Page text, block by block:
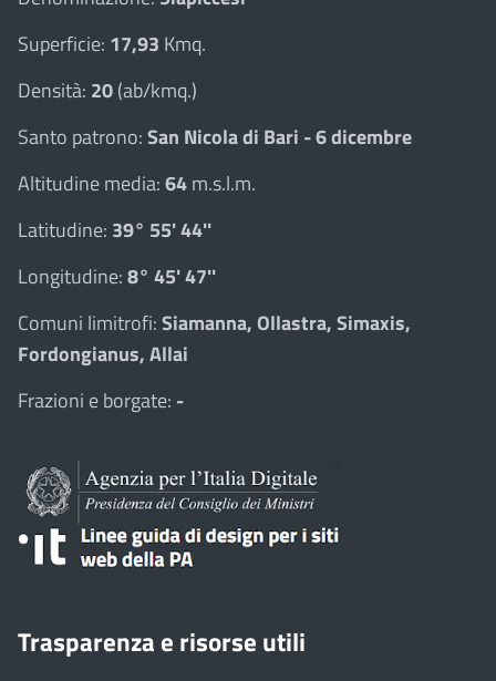
Superficie: 17,93 Kmq.
Densità: 20(ab/kmq.)
Santo patrono:San Nicola di Bari - 6 dicembre
Altitudine media:64m.s.l.m.
Latitudine: 39° 55' 44''
Longitudine:8° 45' 47''
Comuni limitrofi:Siamanna, Ollastra, Simaxis,
Fordongianus, Allai
Frazioni e borgate: -
Trasparenza e risorse utili